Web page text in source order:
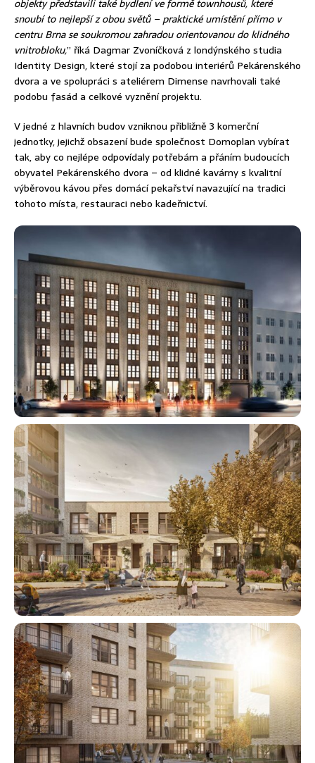
objekty představili také bydlení ve formě townhousů, které
snoubí to nejlepší z obou světů – praktické umístění přímo v
centru Brna se soukromou zahradou orientovanou do klidného
vnitrobloku,” říká Dagmar Zvoníčková z londýnského studia
Identity Design, které stojí za podobou interiérů Pekárenského
dvora a ve spolupráci s ateliérem Dimense navrhovali také
podobu fasád a celkové vyznění projektu.
V jedné z hlavních budov vzniknou přibližně 3 komerční
jednotky, jejichž obsazení bude společnost Domoplan vybírat
tak, aby co nejlépe odpovídaly potřebám a přáním budoucích
obyvatel Pekárenského dvora – od klidné kavárny s kvalitní
výběrovou kávou přes domácí pekařství navazující na tradici
tohoto místa, restauraci nebo kadeřnictví.